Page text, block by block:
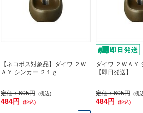
【ネコポス対象品】ダイワ ２Ｗ
ＡＹ シンカー ２１ｇ
定価：605円 (税込)
484円 (税込)
ダイワ ２ＷＡＹ
【即日発送】
定価：605円 (税
484円 (税込)